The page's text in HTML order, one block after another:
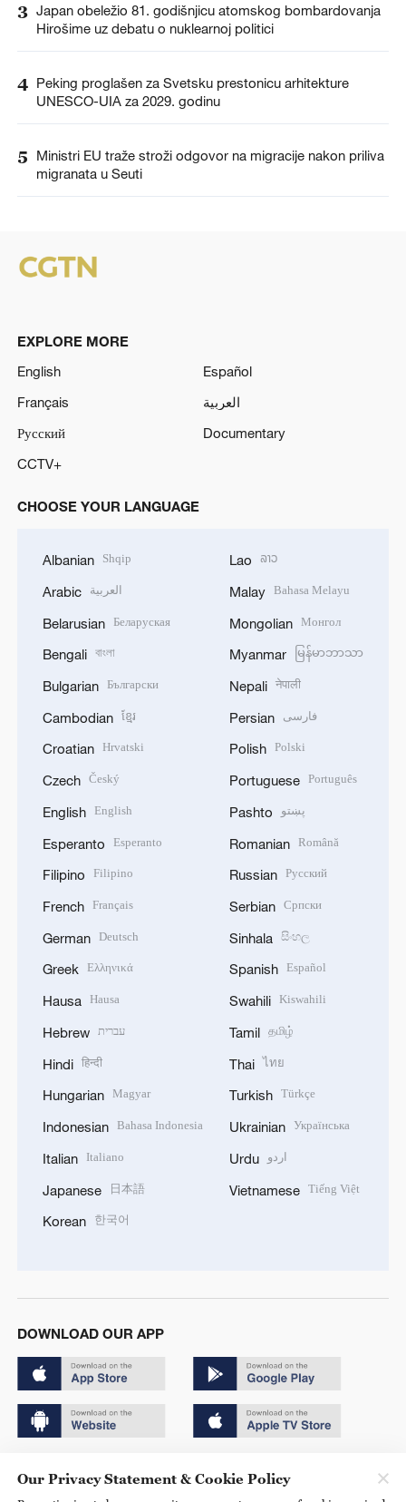
3 Japan obeležio 81. godišnjicu atomskog bombardovanja
Hirošime uz debatu o nuklearnoj politici
4 Peking proglašen za Svetsku prestonicu arhitekture
UNESCO-UIA za 2029. godinu
5
Ministri EU traže stroži odgovor na migracije nakon priliva
migranata u Seuti
EXPLORE MORE
English
Español
Français
العربية
Русский
Documentary
CCTV+
CHOOSE YOUR LANGUAGE
Albanian Shqip
Arabic العربية
Belarusian Беларуская
Bengali বাংলা
Bulgarian Български
Cambodian ខ្មែរ
Croatian Hrvatski
Czech Český
English English
Esperanto Esperanto
Filipino Filipino
French Français
German Deutsch
Greek Ελληνικά
Hausa Hausa
Hebrew עברית
Hindi हिन्दी
Hungarian Magyar
Indonesian Bahasa Indonesia
Italian Italiano
Japanese 日本語
Korean 한국어
Lao ລາວ
Malay Bahasa Melayu
Mongolian Монгол
Myanmar မြန်မာဘာသာ
Nepali नेपाली
Persian فارسی
Polish Polski
Portuguese Português
Pashto پښتو
Romanian Română
Russian Русский
Serbian Српски
Sinhala සිංහල
Spanish Español
Swahili Kiswahili
Tamil தமிழ்
Thai ไทย
Turkish Türkçe
Ukrainian Українська
Urdu اردو
Vietnamese Tiếng Việt
DOWNLOAD OUR APP
京ICP备20000184号
Our Privacy Statement & Cookie Policy